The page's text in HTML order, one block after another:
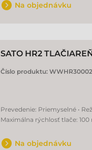
Na objednávku
SATO HR2
Číslo produktu: WWHR30002
Prevedenie: Priemyselné •
Maximálna rýchlosť tlače:
Na objednávku